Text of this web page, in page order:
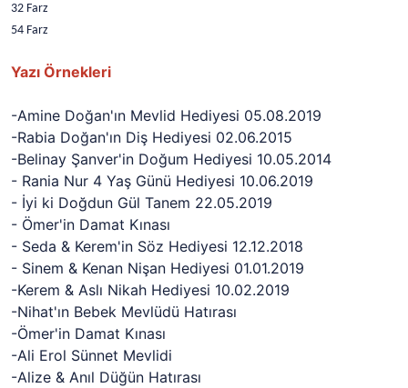
32 Farz
54 Farz
Yazı Örnekleri
-Amine Doğan'ın Mevlid Hediyesi 05.08.2019
-Rabia Doğan'ın Diş Hediyesi 02.06.2015
-Belinay Şanver'in Doğum Hediyesi 10.05.2014
- Rania Nur 4 Yaş Günü Hediyesi 10.06.2019
- İyi ki Doğdun Gül Tanem 22.05.2019
- Ömer'in Damat Kınası
- Seda & Kerem'in Söz Hediyesi 12.12.2018
- Sinem & Kenan Nişan Hediyesi 01.01.2019
-Kerem & Aslı Nikah Hediyesi 10.02.2019
-Nihat'ın Bebek Mevlüdü Hatırası
-Ömer'in Damat Kınası
-Ali Erol Sünnet Mevlidi
-Alize & Anıl Düğün Hatırası